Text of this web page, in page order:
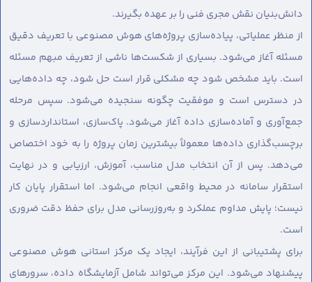
دانش‌بنیان نقش مجری فنی را بر عهده بگیرند.
از منظر عملیاتی، پیاده‌سازی پروژه‌های هوش مصنوعی با تعریف دقیق
مسئله آغاز می‌شود. بسیاری از شکست‌ها ناشی از تعریف مبهم مسئله
است. باید مشخص شود چه مشکلی قرار است حل شود، چه داده‌هایی
در دسترس است و موفقیت چگونه سنجیده می‌شود. سپس مرحله
جمع‌آوری و آماده‌سازی داده آغاز می‌شود. پاک‌سازی، استانداردسازی و
برچسب‌گذاری داده‌ها معمولاً بیشترین زمان پروژه را به خود اختصاص
می‌دهد. پس از آن انتخاب مدل مناسب، آموزش، ارزیابی و در نهایت
استقرار سامانه در محیط واقعی انجام می‌شود. اما استقرار پایان کار
نیست؛ پایش مداوم عملکرد و به‌روزرسانی مدل برای حفظ دقت ضروری
است.
برای پشتیبانی از این فرآیند، ایجاد یک مرکز استانی هوش مصنوعی
پیشنهاد می‌شود. این مرکز می‌تواند شامل آزمایشگاه داده، سرورهای